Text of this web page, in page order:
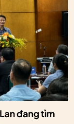
đang tìm